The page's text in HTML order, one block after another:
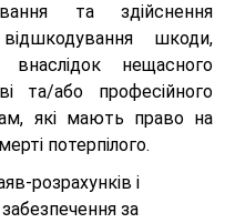
та здійснення
шкоди,
внаслідок нещасного
та/або професійного
які мають право на
потерпілого.
розрахунків і
за